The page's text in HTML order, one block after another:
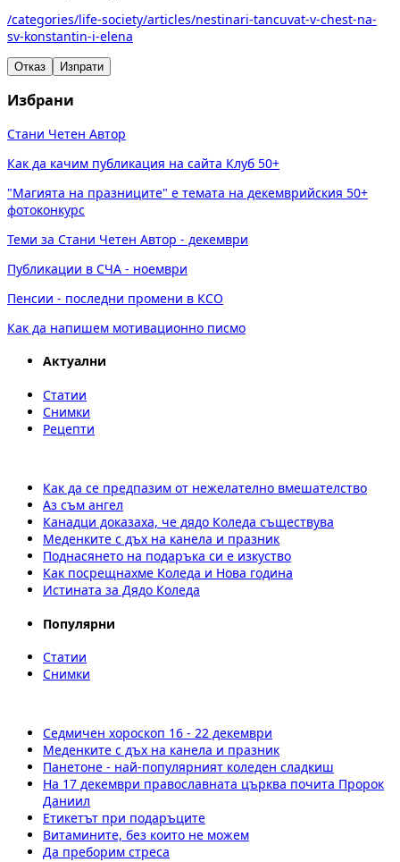
/categories/life-society/articles/nestinari-tancuvat-v-chest-na-
sv-konstantin-i-elena
Отказ Изпрати
Избрани
Стани Четен Автор
Как да качим публикация на сайта Клуб 50+
"Магията на празниците" е темата на декемврийския 50+
фотоконкурс
Теми за Стани Четен Автор - декември
Публикации в СЧА - ноември
Пенсии - последни промени в КСО
Как да напишем мотивационно писмо
Актуални
Статии
Снимки
Рецепти
Как да се предпазим от нежелателно вмешателство
Аз съм ангел
Канадци доказаха, че дядо Коледа съществува
Меденките с дъх на канела и празник
Поднасянето на подаръка си е изкуство
Как посрещнахме Коледа и Нова година
Истината за Дядо Коледа
Популярни
Статии
Снимки
Седмичен хороскоп 16 - 22 декември
Меденките с дъх на канела и празник
Панетоне - най-популярният коледен сладкиш
На 17 декември православната църква почита Пророк
Даниил
Етикетът при подаръците
Витамините, без които не можем
Да преборим стреса